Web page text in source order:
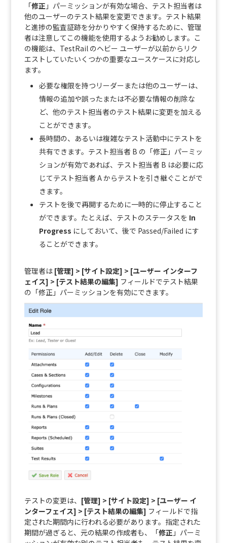
「修正 」パーミッションが有効な場合、テスト担当者は
他のユーザーのテスト結果を変更できます。テスト結果
と進捗の監査証跡を分かりやすく保持するために、管理
者は注意してこの機能を使用するようお勧めします。こ
の機能は、TestRail のヘビー ユーザーが以前からリク
エストしていたいくつかの重要なユースケースに対応し
ます。
必要な権限を持つリーダーまたは他のユーザーは、
情報の追加や誤ったまたは不必要な情報の削除な
ど、他のテスト担当者のテスト結果に変更を加える
ことができます。
長時間の、あるいは複雑なテスト活動中にテストを
共有できます。テスト担当者 B の「修正」パーミッ
ションが有効であれば、テスト担当者 B は必要に応
じてテスト担当者 A からテストを引き継ぐことがで
きます。
テストを後で再開するために一時的に停止すること
ができます。たとえば、テストのステータスを In
Progress にしておいて、後で Passed/Failed にす
ることができます。
管理者は [管理] > [サイト設定] > [ユーザー インターフ
ェイス] > [テスト結果の編集] フィールドでテスト結果
の「修正」パーミッションを有効にできます。
テストの変更は、 [管理] > [サイト設定] > [ユーザー イ
ンターフェイス] > [テスト結果の編集] フィールドで指
定された期間内に行われる必要があります。指定された
期間が過ぎると、元の結果の作成者も、「修正 」パーミ